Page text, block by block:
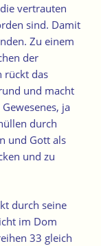
vertrauten
sind. Damit
Zu einem
der
rückt das
und macht
ja
durch
und Gott als
und zu
durch seine
im Dom
33 gleich